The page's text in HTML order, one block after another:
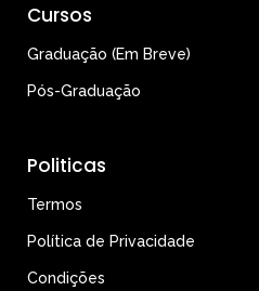
Cursos
Graduação (Em Breve)
Pós-Graduação
Politicas
Termos
Política de Privacidade
Condições